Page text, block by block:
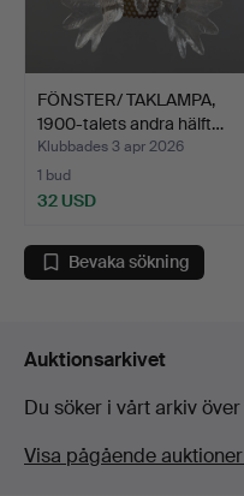
FÖNSTER/ TAKLAMPA,
1900-talets andra hälft…
Klubbades 3 apr 2026
1 bud
32 USD
Bevaka sökning
Auktionsarkivet
Du söker i vårt arkiv
Visa pågående